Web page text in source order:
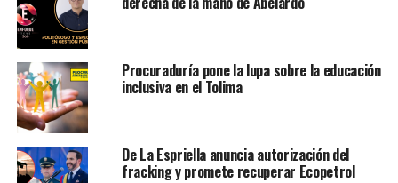
Procuraduría pone la lupa sobre la educación
inclusiva en el Tolima
De La Espriella anuncia autorización del
fracking y promete recuperar Ecopetrol